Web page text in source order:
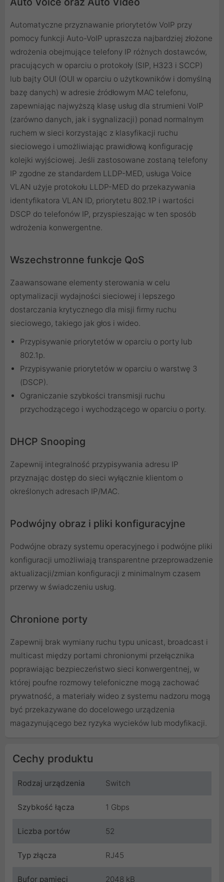
Automatyczne przyznawanie priorytetów VoIP przy
pomocy funkcji Auto-VoIP upraszcza najbardziej złożone
wdrożenia obejmujące telefony IP różnych dostawców,
pracujących w oparciu o protokoły (SIP, H323 i SCCP)
lub bajty OUI (OUI w oparciu o użytkowników i domyślną
bazę danych) w adresie źródłowym MAC telefonu,
zapewniając najwyższą klasę usług dla strumieni VoIP
(zarówno danych, jak i sygnalizacji) ponad normalnym
ruchem w sieci korzystając z klasyfikacji ruchu
sieciowego i umożliwiając prawidłową konfigurację
kolejki wyjściowej. Jeśli zastosowane zostaną telefony
IP zgodne ze standardem LLDP-MED, usługa Voice
VLAN użyje protokołu LLDP-MED do przekazywania
identyfikatora VLAN ID, priorytetu 802.1P i wartości
DSCP do telefonów IP, przyspieszając w ten sposób
wdrożenia konwergentne.
Wszechstronne funkcje QoS
Zaawansowane elementy sterowania w celu
optymalizacji wydajności sieciowej i lepszego
dostarczania krytycznego dla misji firmy ruchu
sieciowego, takiego jak głos i wideo.
Przypisywanie priorytetów w oparciu o porty lub
802.1p.
Przypisywanie priorytetów w oparciu o warstwę 3
(DSCP).
Ograniczanie szybkości transmisji ruchu
przychodzącego i wychodzącego w oparciu o porty.
DHCP Snooping
Zapewnij integralność przypisywania adresu IP
przyznając dostęp do sieci wyłącznie klientom o
określonych adresach IP/MAC.
Podwójny obraz i pliki konfiguracyjne
Podwójne obrazy systemu operacyjnego i podwójne pliki
konfiguracji umożliwiają transparentne przeprowadzenie
aktualizacji/zmian konfiguracji z minimalnym czasem
przerwy w świadczeniu usług.
Chronione porty
Zapewnij brak wymiany ruchu typu unicast, broadcast i
multicast między portami chronionymi przełącznika
poprawiając bezpieczeństwo sieci konwergentnej, w
której poufne rozmowy telefoniczne mogą zachować
prywatność, a materiały wideo z systemu nadzoru mogą
być przekazywane do docelowego urządzenia
magazynującego bez ryzyka wycieków lub modyfikacji.
Cechy produktu
Rodzaj urządzenia Switch
Szybkość łącza 1 Gbps
Liczba portów 52
Typ złącza RJ45
Bufor pamięci 2048 kB